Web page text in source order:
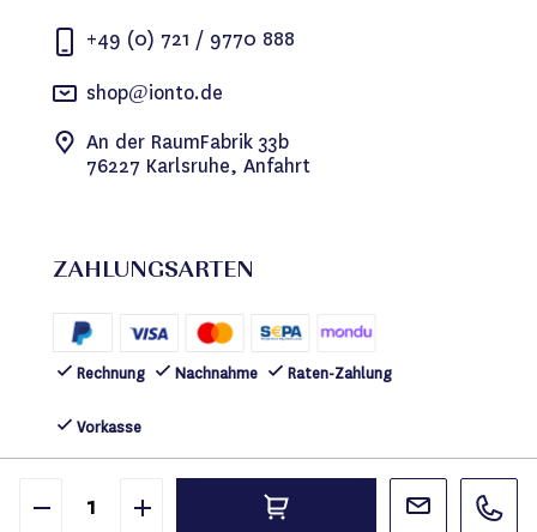
+49 (0) 721 / 9770 888
shop@ionto.de
An der RaumFabrik 33b
76227 Karlsruhe, Anfahrt
ZAHLUNGSARTEN
Rechnung Nachnahme Raten-Zahlung
Vorkasse
FOLGEN SIE UNS